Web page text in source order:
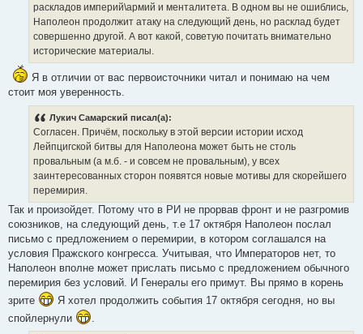
раскладов империй\армий и менталитета. В одном вы не ошиблись,
Наполеон продолжит атаку на следующий день, но расклад будет
совершенно другой. А вот какой, советую почитать внимательно
исторические материалы.
Я в отличии от вас первоисточники читал и понимаю на чем
стоит моя уверенность.
Лукич Самарский писал(а):
Согласен. Причём, поскольку в этой версии истории исход
Лейпцигской битвы для Наполеона может быть не столь
провальным (а м.б. - и совсем не провальным), у всех
заинтересованных сторон появятся новые мотивы для скорейшего
перемирия.
Так и произойдет. Потому что в РИ не прорвав фронт и не разгромив
союзников, на следующий день, т.е 17 октября Наполеон послал
письмо с предложением о перемирии, в котором соглашался на
условия Пражского конгресса. Учитывая, что Императоров нет, то
Наполеон вполне может прислать письмо с предложением обычного
перемирия без условий. И Генералы его примут. Вы прямо в корень
зрите
Я хотел продолжить события 17 октября сегодня, но вы
спойлернули